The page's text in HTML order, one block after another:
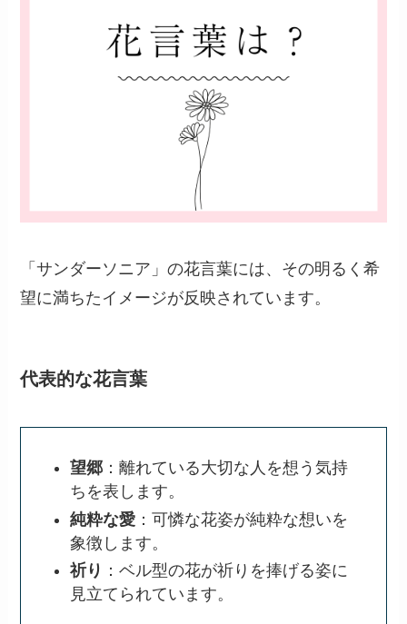
「サンダーソニア」の花言葉には、その明るく希
望に満ちたイメージが反映されています。
代表的な花言葉
望郷 ：離れている大切な人を想う気持
ちを表します。
純粋な愛 ：可憐な花姿が純粋な想いを
象徴します。
祈り ：ベル型の花が祈りを捧げる姿に
見立てられています。